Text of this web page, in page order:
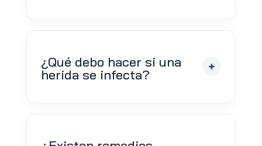
¿Qué debo hacer si una
herida se infecta?